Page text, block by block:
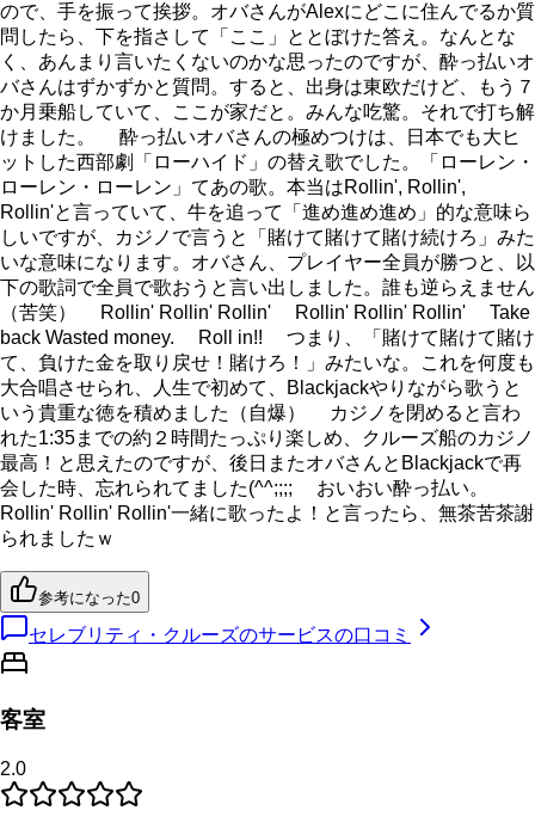
ので、手を振って挨拶。オバさんがAlexにどこに住んでるか質
問したら、下を指さして「ここ」ととぼけた答え。なんとな
く、あんまり言いたくないのかな思ったのですが、酔っ払いオ
バさんはずかずかと質問。すると、出身は東欧だけど、もう７
か月乗船していて、ここが家だと。みんな吃驚。それで打ち解
けました。 酔っ払いオバさんの極めつけは、日本でも大ヒ
ットした西部劇「ローハイド」の替え歌でした。「ローレン・
ローレン・ローレン」てあの歌。本当はRollin', Rollin',
Rollin'と言っていて、牛を追って「進め進め進め」的な意味ら
しいですが、カジノで言うと「賭けて賭けて賭け続けろ」みた
いな意味になります。オバさん、プレイヤー全員が勝つと、以
下の歌詞で全員で歌おうと言い出しました。誰も逆らえません
（苦笑） Rollin' Rollin' Rollin' Rollin' Rollin' Rollin' Take
back Wasted money. Roll in!! つまり、「賭けて賭けて賭け
て、負けた金を取り戻せ！賭けろ！」みたいな。これを何度も
大合唱させられ、人生で初めて、Blackjackやりながら歌うと
いう貴重な徳を積めました（自爆） カジノを閉めると言わ
れた1:35までの約２時間たっぷり楽しめ、クルーズ船のカジノ
最高！と思えたのですが、後日またオバさんとBlackjackで再
会した時、忘れられてました(^^;;;; おいおい酔っ払い。
Rollin' Rollin' Rollin'一緒に歌ったよ！と言ったら、無茶苦茶謝
られましたｗ
参考になった0
セレブリティ・クルーズのサービスの口コミ
客室
2.0